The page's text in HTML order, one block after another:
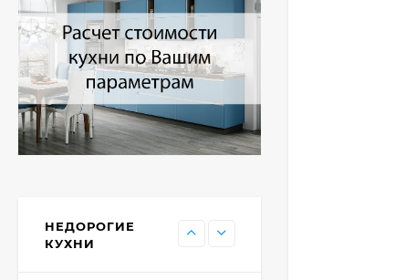
НЕДОРОГИЕ
КУХНИ
44 091
Кухня Point 1,2 м -
длина 1,2 м
13 655₽
11 476